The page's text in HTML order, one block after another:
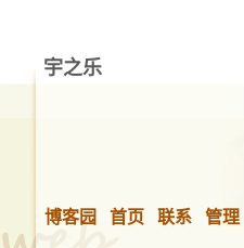
宇之乐
博客园 首页 联系 管理